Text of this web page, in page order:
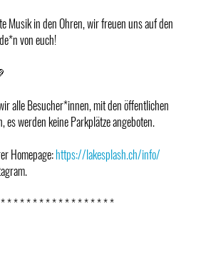
Musik in den Ohren, wir freuen uns auf den
von euch!
alle Besucher*innen, mit den öffentlichen
es werden keine Parkplätze angeboten.
Homepage:https://lakesplash.ch/info/
* * * * * * * * * * * * * * * * *